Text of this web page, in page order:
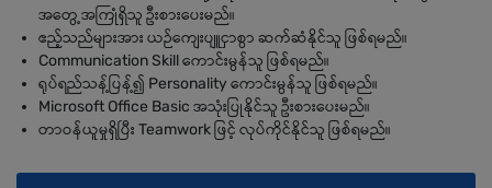
အတွေ့အကြုံရှိသူ ဦးစားပေးမည်။
ဧည့်သည်များအား ယဉ်ကျေးပျူငှာစွာ ဆက်ဆံနိုင်သူ ဖြစ်ရမည်။
Communication Skill ကောင်းမွန်သူ ဖြစ်ရမည်။
ရုပ်ရည်သန့်ပြန့်၍ Personality ကောင်းမွန်သူ ဖြစ်ရမည်။
Microsoft Office Basic အသုံးပြုနိုင်သူ ဦးစားပေးမည်။
တာဝန်ယူမှုရှိပြီး Teamwork ဖြင့် လုပ်ကိုင်နိုင်သူ ဖြစ်ရမည်။